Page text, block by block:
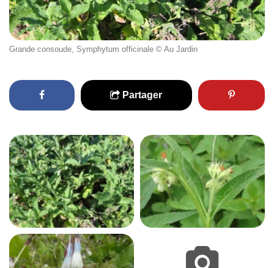
Grande consoude, Symphytum officinale © Au Jardin
Partager